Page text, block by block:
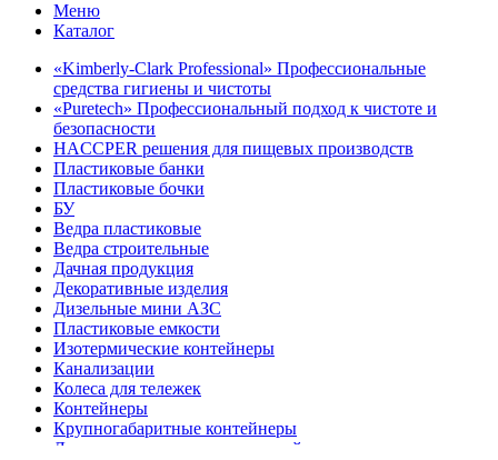
Меню
Каталог
«Kimberly-Clark Professional» Профессиональные
средства гигиены и чистоты
«Puretech» Профессиональный подход к чистоте и
безопасности
HACCPER решения для пищевых производств
Пластиковые банки
Пластиковые бочки
БУ
Ведра пластиковые
Ведра строительные
Дачная продукция
Декоративные изделия
Дизельные мини АЗС
Пластиковые емкости
Изотермические контейнеры
Канализации
Колеса для тележек
Контейнеры
Крупногабаритные контейнеры
Локализация розлива жидкостей